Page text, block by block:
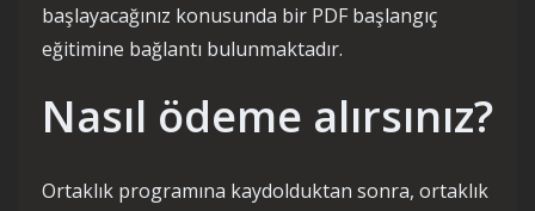
başlayacağınız konusunda bir PDF başlangıç ​​​​
eğitimine bağlantı bulunmaktadır.
Nasıl ödeme alırsınız?
Ortaklık programına kaydolduktan sonra, ortaklık